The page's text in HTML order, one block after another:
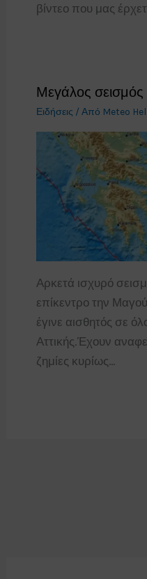
βίντεο που μας
Μεγάλος
Ειδήσεις / Από Meteo
Αρκετά ισχυρό
επίκεντρο την
έγινε αισθητός σε
Αττικής.Έχουν
ζημίες κυρίως…